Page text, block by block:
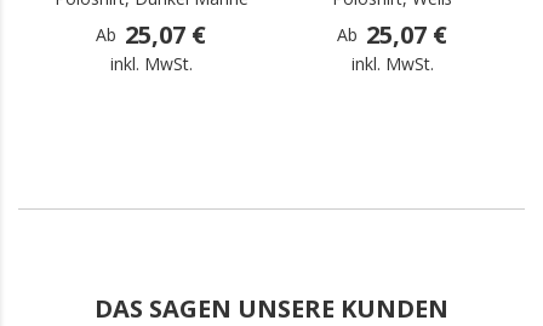
Ab 25,07 €
inkl. MwSt.
Ab 25,07 €
inkl. MwSt.
DAS SAGEN UNSERE KUNDEN